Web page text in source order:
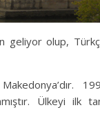
geliyor olup,
Ülkeyi